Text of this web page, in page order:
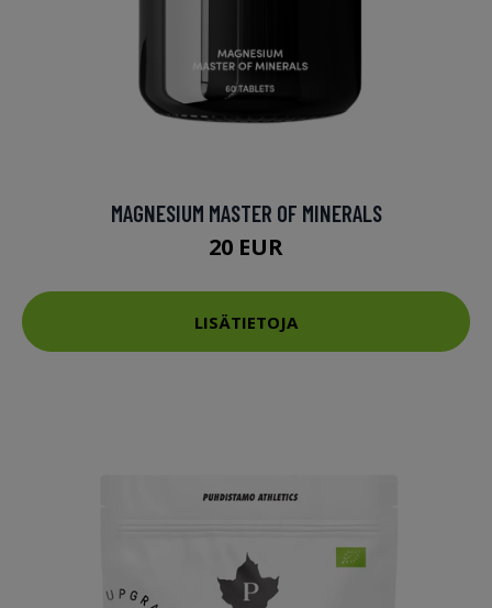
MAGNESIUM MASTER OF MINERALS
20 EUR
LISÄTIETOJA